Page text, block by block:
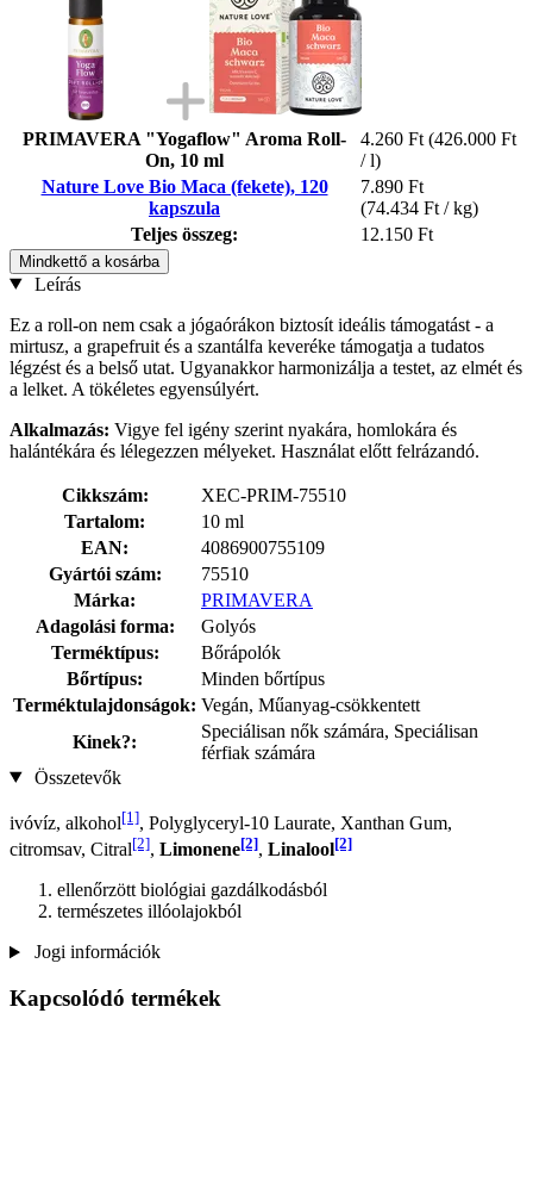
PRIMAVERA "Yogaflow" Aroma Roll-
On, 10 ml
4.260 Ft (426.000 Ft
/ l)
Nature Love Bio Maca (fekete), 120
kapszula
7.890 Ft
(74.434 Ft / kg)
Teljes összeg:
12.150 Ft
Mindkettő a kosárba
Leírás
Ez a roll-on nem csak a jógaórákon biztosít ideális támogatást - a
mirtusz, a grapefruit és a szantálfa keveréke támogatja a tudatos
légzést és a belső utat. Ugyanakkor harmonizálja a testet, az elmét és
a lelket. A tökéletes egyensúlyért.
Alkalmazás: Vigye fel igény szerint nyakára, homlokára és
halántékára és lélegezzen mélyeket. Használat előtt felrázandó.
Cikkszám:
XEC-PRIM-75510
Tartalom:
10 ml
EAN:
4086900755109
Gyártói szám:
75510
Márka:
PRIMAVERA
Adagolási forma:
Golyós
Terméktípus:
Bőrápolók
Bőrtípus:
Minden bőrtípus
Terméktulajdonságok: Vegán, Műanyag-csökkentett
Kinek?:
Speciálisan nők számára, Speciálisan
férfiak számára
Összetevők
ivóvíz, alkohol[1], Polyglyceryl-10 Laurate, Xanthan Gum,
citromsav, Citral[2], Limonene[2], Linalool[2]
ellenőrzött biológiai gazdálkodásból
természetes illóolajokból
Jogi információk
Kapcsolódó termékek